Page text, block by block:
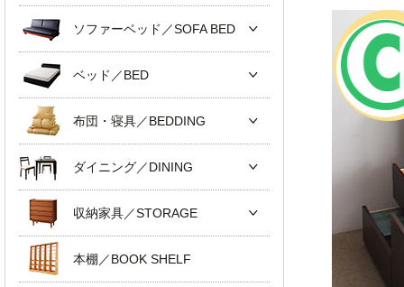
ソファーベッド／SOFA BED
ベッド／BED
布団・寝具／BEDDING
ダイニング／DINING
収納家具／STORAGE
本棚／BOOK SHELF